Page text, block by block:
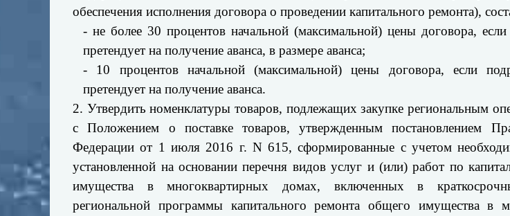
обеспечения исполнения договора о проведении капитального ремонта),
- не более 30 процентов начальной (максимальной) цены договора, если
претендует на получение аванса, в размере аванса;
- 10 процентов начальной (максимальной) цены договора, если
претендует на получение аванса.
2. Утвердить номенклатуры товаров, подлежащих закупке региональным
с Положением о поставке товаров, утвержденным постановлением
Федерации от 1 июля 2016 г. N 615, сформированные с учетом
установленной на основании перечня видов услуг и (или) работ по
имущества в многоквартирных домах, включенных в
региональной программы капитального ремонта общего имущества в